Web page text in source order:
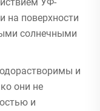
на поверхности
солнечными
и
они не
и